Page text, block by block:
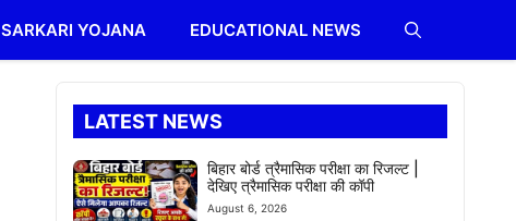
SARKARI YOJANA EDUCATIONAL NEWS
LATEST NEWS
बिहार बोर्ड त्रैमासिक परीक्षा का रिजल्ट |
देखिए त्रैमासिक परीक्षा की कॉपी
August 6, 2026